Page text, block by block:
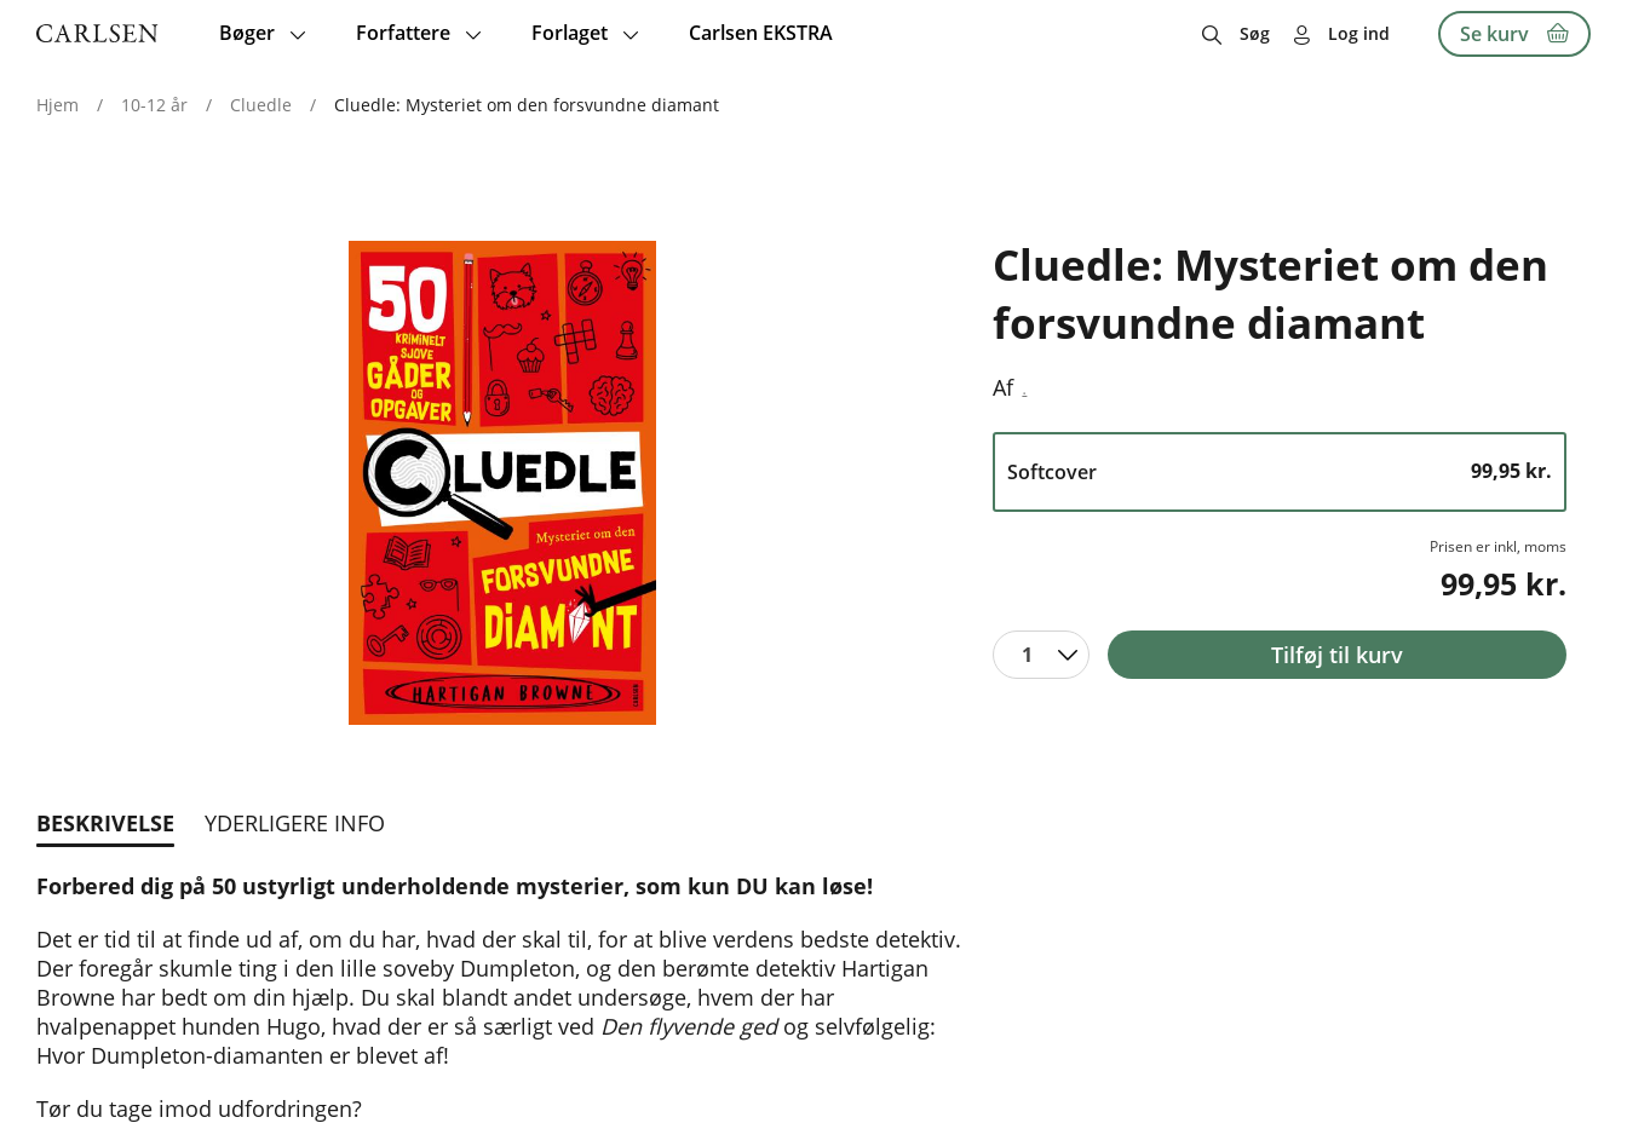
Main
Bøger Forfattere Forlaget Carlsen EKSTRA Søg Log ind Se kurv
Hjem / 10-12 år / Cluedle / Cluedle: Mysteriet om den forsvundne diamant
Cluedle: Mysteriet om den
forsvundne diamant
Af .
Softcover 99,95 kr.
Prisen er inkl, moms
99,95 kr.
1 Tilføj til kurv
BESKRIVELSE YDERLIGERE INFO
Forbered dig på 50 ustyrligt underholdende mysterier, som kun DU kan løse!
Det er tid til at finde ud af, om du har, hvad der skal til, for at blive verdens bedste detektiv.
Der foregår skumle ting i den lille soveby Dumpleton, og den berømte detektiv Hartigan
Browne har bedt om din hjælp. Du skal blandt andet undersøge, hvem der har
hvalpenappet hunden Hugo, hvad der er så særligt ved Den flyvende gedog selvfølgelig:
Hvor Dumpleton-diamanten er blevet af!
Tør du tage imod udfordringen?